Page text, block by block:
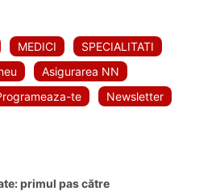
MEDICI
SPECIALITATI
Asigurarea NN
te Newsletter
primul pas către